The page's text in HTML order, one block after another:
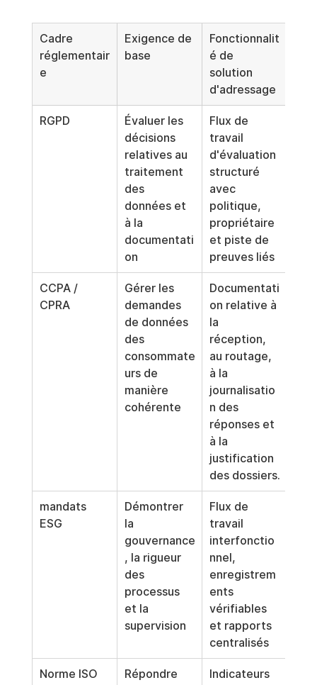
Cadre
réglementair
e
Exigence de
base
Fonctionnalit
é de
solution
d'adressage
RGPD
Évaluer les
décisions
relatives au
traitement
des
données et
à la
documentati
on
Flux de
travail
d'évaluation
structuré
avec
politique,
propriétaire
et piste de
preuves liés
CCPA /
CPRA
Gérer les
demandes
de données
des
consommate
urs de
manière
cohérente
Documentati
on relative à
la
réception,
au routage,
à la
journalisatio
n des
réponses et
à la
justification
des dossiers.
mandats
ESG
Démontrer
la
gouvernance
, la rigueur
des
processus
et la
supervision
Flux de
travail
interfonctio
nnel,
enregistrem
ents
vérifiables
et rapports
centralisés
Norme ISO
Répondre
Indicateurs